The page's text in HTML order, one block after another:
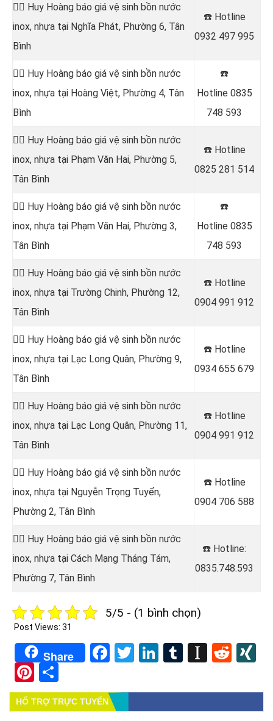
👷‍♂️ Huy Hoàng báo giá vệ sinh bồn nước
inox, nhựa tại Nghĩa Phát, Phường 6, Tân
Bình
☎️ Hotline
0932 497 995
👷‍♂️ Huy Hoàng báo giá vệ sinh bồn nước
inox, nhựa tại Hoàng Việt, Phường 4, Tân
Bình
☎️
Hotline 0835
748 593
👷‍♂️ Huy Hoàng báo giá vệ sinh bồn nước
inox, nhựa tại Phạm Văn Hai, Phường 5,
Tân Bình
☎️ Hotline
0825 281 514
👷‍♂️ Huy Hoàng báo giá vệ sinh bồn nước
inox, nhựa tại Phạm Văn Hai, Phường 3,
Tân Bình
☎️
Hotline 0835
748 593
👷‍♂️ Huy Hoàng báo giá vệ sinh bồn nước
inox, nhựa tại Trường Chinh, Phường 12,
Tân Bình
☎️ Hotline
0904 991 912
👷‍♂️ Huy Hoàng báo giá vệ sinh bồn nước
inox, nhựa tại Lạc Long Quân, Phường 9,
Tân Bình
☎️ Hotline
0934 655 679
👷‍♂️ Huy Hoàng báo giá vệ sinh bồn nước
inox, nhựa tại Lạc Long Quân, Phường 11,
Tân Bình
☎️ Hotline
0904 991 912
👷‍♂️ Huy Hoàng báo giá vệ sinh bồn nước
inox, nhựa tại Nguyễn Trọng Tuyển,
Phường 2, Tân Bình
☎️ Hotline
0904 706 588
👷‍♂️ Huy Hoàng báo giá vệ sinh bồn nước
inox, nhựa tại Cách Mạng Tháng Tám,
Phường 7, Tân Bình
☎️ Hotline:
0835.748.593
5/5 - (1 bình chọn)
Post Views: 31
Share Facebook
TwitterLinkedIn
Tumblr
Pinterest
HỔ TRỢ TRỰC TUYẾN